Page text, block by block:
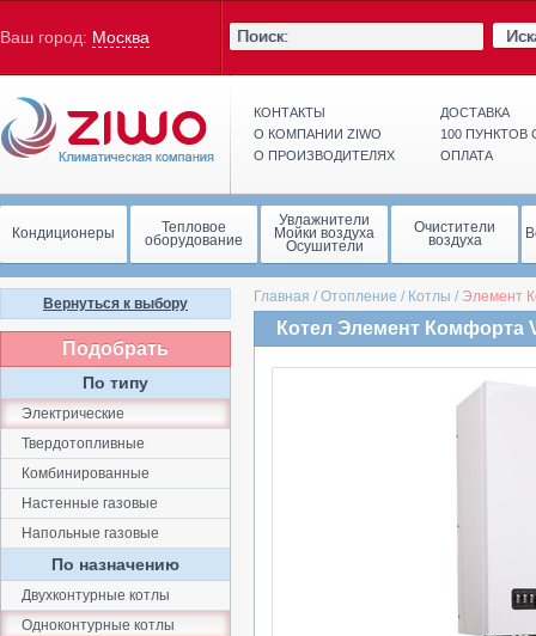
Ваш город: Москва
КОНТАКТЫ
О КОМПАНИИ ZIWO
О ПРОИЗВОДИТЕЛЯХ
ДОСТАВКА
100
ОПЛАТА
Кондиционеры Тепловое
оборудование
Увлажнители
Мойки воздуха
Осушители
Очистители
воздуха
Главная / Отопление / Котлы / Элемент
Котел Элемент Комфорта
Вернуться к выбору
Подобрать
По типу
Электрические
Твердотопливные
Комбинированные
Настенные газовые
Напольные газовые
По назначению
Двухконтурные котлы
Одноконтурные котлы